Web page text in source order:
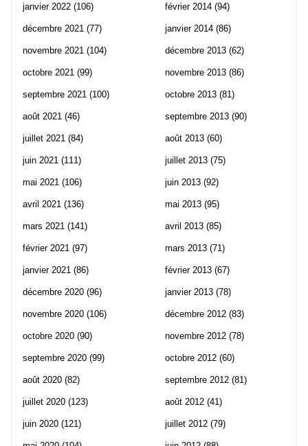
janvier 2022 (106)
décembre 2021 (77)
novembre 2021 (104)
octobre 2021 (99)
septembre 2021 (100)
août 2021 (46)
juillet 2021 (84)
juin 2021 (111)
mai 2021 (106)
avril 2021 (136)
mars 2021 (141)
février 2021 (97)
janvier 2021 (86)
décembre 2020 (96)
novembre 2020 (106)
octobre 2020 (90)
septembre 2020 (99)
août 2020 (82)
juillet 2020 (123)
juin 2020 (121)
février 2014 (94)
janvier 2014 (86)
décembre 2013 (62)
novembre 2013 (86)
octobre 2013 (81)
septembre 2013 (90)
août 2013 (60)
juillet 2013 (75)
juin 2013 (92)
mai 2013 (95)
avril 2013 (85)
mars 2013 (71)
février 2013 (67)
janvier 2013 (78)
décembre 2012 (83)
novembre 2012 (78)
octobre 2012 (60)
septembre 2012 (81)
août 2012 (41)
juillet 2012 (79)